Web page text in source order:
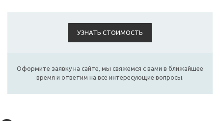
УЗНАТЬ СТОИМОСТЬ
Оформите заявку на сайте, мы свяжемся с вами в ближайшее
время и ответим на все интересующие вопросы.